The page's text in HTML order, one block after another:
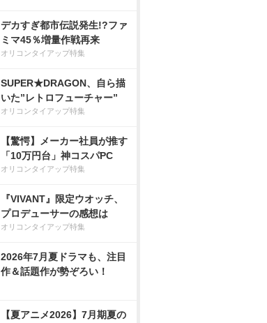
デカすぎ都市伝説発生!?ファ
ミマ45％増量作戦再来
オリコンタイアップ特集
SUPER★DRAGON、自ら描
いた”レトロフューチャー”
オリコンタイアップ特集
【驚愕】メーカー社員が推す
「10万円台」神コスパPC
オリコンタイアップ特集
『VIVANT』限定ウオッチ、
プロデューサーの感想は
オリコンタイアップ特集
2026年7月夏ドラマも、注目
作＆話題作が勢ぞろい！
【夏アニメ2026】7月期夏の